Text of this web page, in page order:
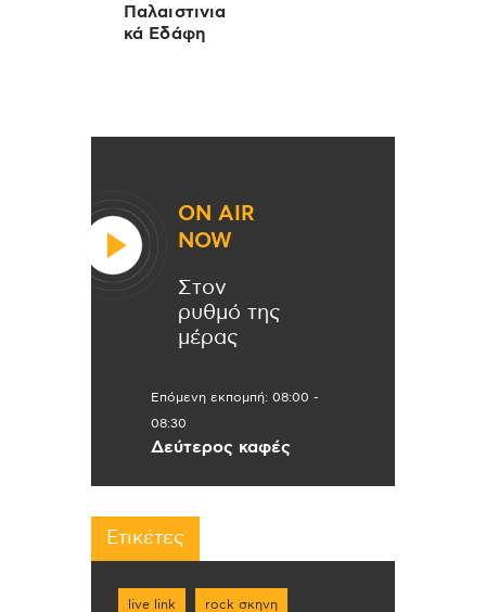
Παλαιστινια
κά Εδάφη
ON AIR
NOW
Στον
ρυθμό της
μέρας
Επόμενη εκπομπή: 08:00 -
08:30
Δεύτερος καφές
Ετικέτες
live link rock σκηνη